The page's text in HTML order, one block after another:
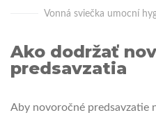
Vonná sviečka umocní
Ako dodržať
predsavzatia
Aby novoročné predsavzatie